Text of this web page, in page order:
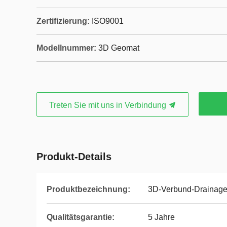
Zertifizierung: ISO9001
Modellnummer: 3D Geomat
Treten Sie mit uns in Verbindung
Produkt-Details
Produktbezeichnung: 3D-Verbund-
Qualitätsgarantie: 5 Jahre